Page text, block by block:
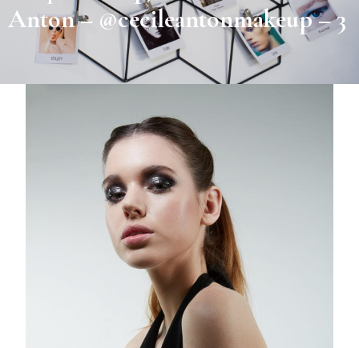
Anton – @cecileantonmakeup – 3